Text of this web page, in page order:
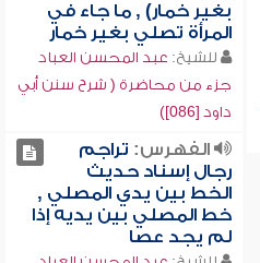
بغير خمار) , ما جاء في
المرأة تصلي بغير خمار
للشيخ: عبد المحسن العباد
جزء من محاضرة ( شرح سنن أبي
داود [086])
الفهرس: تراجم
رجال إسناد حديث
الخط بين يدي المصلي ,
خط المصلي بين يديه إذا
لم يجد عصا